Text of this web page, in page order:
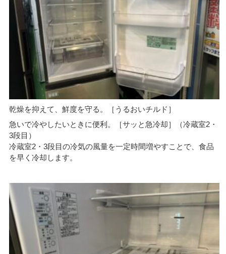
乾燥を抑えて、鮮度を守る。［うるおいチルド］
急いで冷やしたいときに便利。［サッと急冷却］（冷蔵室2・
3段目）
冷蔵室2・3段目の冷気の風量を一定時間増やすことで、食品
を早く冷却します。